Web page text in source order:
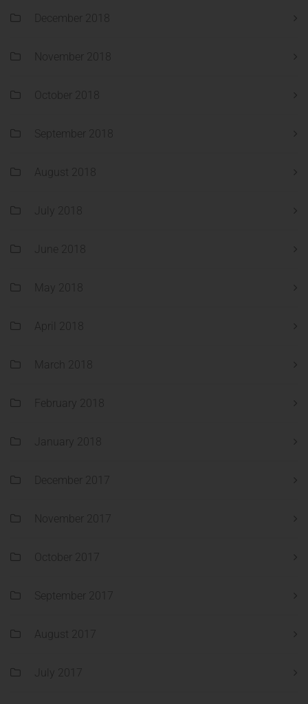
December 2018
November 2018
October 2018
September 2018
August 2018
July 2018
June 2018
May 2018
April 2018
March 2018
February 2018
January 2018
December 2017
November 2017
October 2017
September 2017
August 2017
July 2017